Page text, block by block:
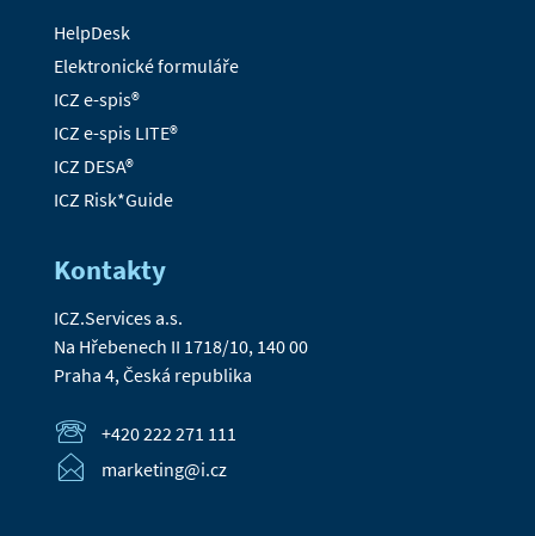
HelpDesk
Elektronické formuláře
ICZ e-spis®
ICZ e-spis LITE®
ICZ DESA®
ICZ Risk*Guide
Kontakty
ICZ.Services a.s.
Na Hřebenech II 1718/10, 140 00
Praha 4, Česká republika
+420 222 271 111
marketing@i.cz